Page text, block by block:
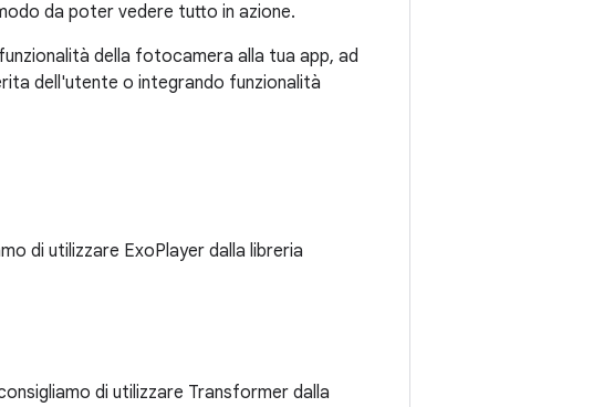
da poter vedere tutto in azione.
della fotocamera alla tua app, ad
dell'utente o integrando funzionalità
di utilizzare ExoPlayer dalla libreria
di utilizzare Transformer dalla